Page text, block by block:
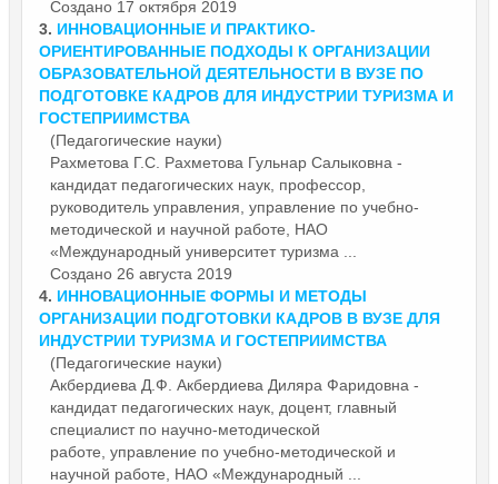
Создано 17 октября 2019
3. ИННОВАЦИОННЫЕ И ПРАКТИКО-
ОРИЕНТИРОВАННЫЕ ПОДХОДЫ К ОРГАНИЗАЦИИ
ОБРАЗОВАТЕЛЬНОЙ ДЕЯТЕЛЬНОСТИ В ВУЗЕ ПО
ПОДГОТОВКЕ КАДРОВ ДЛЯ ИНДУСТРИИ ТУРИЗМА И
ГОСТЕПРИИМСТВА
(Педагогические науки)
Рахметова Г.С. Рахметова Гульнар Салыковна -
кандидат педагогических наук, профессор,
руководитель управления, управление по учебно-
методической и научной работе, НАО
«Международный университет туризма ...
Создано 26 августа 2019
4. ИННОВАЦИОННЫЕ ФОРМЫ И МЕТОДЫ
ОРГАНИЗАЦИИ ПОДГОТОВКИ КАДРОВ В ВУЗЕ ДЛЯ
ИНДУСТРИИ ТУРИЗМА И ГОСТЕПРИИМСТВА
(Педагогические науки)
Акбердиева Д.Ф. Акбердиева Диляра Фаридовна -
кандидат педагогических наук, доцент, главный
специалист по научно-методической
работе, управление по учебно-методической и
научной работе, НАО «Международный ...